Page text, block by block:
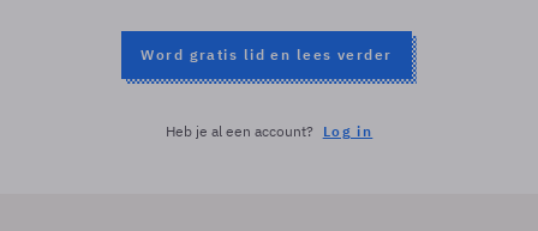
Word gratis lid en lees verder
Heb je al een account? Log in